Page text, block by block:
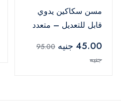
مسن سكاكين يدوي
قابل للتعديل – متعدد
45.00 جنيه
95.00
جنيه